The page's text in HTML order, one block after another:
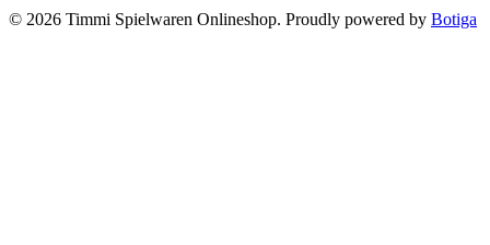
© 2026 Timmi Spielwaren Onlineshop. Proudly powered by Botiga